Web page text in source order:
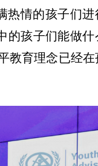
热情的孩子们进
孩子们能做什
教育理念已经在